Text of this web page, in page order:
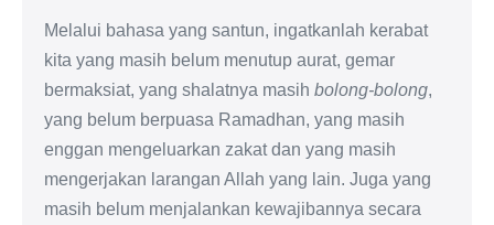
Melalui bahasa yang santun, ingatkanlah kerabat
kita yang masih belum menutup aurat, gemar
bermaksiat, yang shalatnya masih bolong-bolong,
yang belum berpuasa Ramadhan, yang masih
enggan mengeluarkan zakat dan yang masih
mengerjakan larangan Allah yang lain. Juga yang
masih belum menjalankan kewajibannya secara